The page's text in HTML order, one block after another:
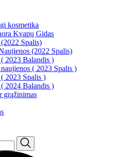
kosmetika
Kvapų Gidas
Spalis)
(2022 Spalis)
2023 Balandis )
( 2023 Spalis )
2023 Spalis )
2024 Balandis )
grąžinimas